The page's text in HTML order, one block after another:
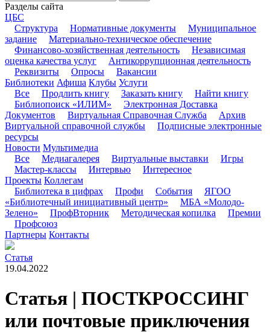
Разделы сайта
ЦБС
Структура
Нормативные документы
Муниципальное
задание
Материально-техническое обеспечение
Финансово-хозяйственная деятельность
Независимая
оценка качества услуг
Антикоррупционная деятельность
Реквизиты
Опросы
Вакансии
Библиотеки Афиша Клубы Услуги
Все
Продлить книгу Заказать книгу
Найти книгу
Библиопоиск «ИЛИМ»
Электронная Доставка
Документов
Виртуальная Справочная Служба
Архив
Виртуальной справочной службы
Подписные электронные
ресурсы
Новости Мультимедиа
Все
Медиагалерея Виртуальные выставки
Игры
Мастер-классы
Интервью
Интересное
Проекты Коллегам
Библиотека в цифрах
Профи События
ЯГОО
«Библиотечный инициативный центр»
МБА «Молодо-
Зелено»
ПрофВторник Методическая копилка
Премии
Профсоюз
Партнеры Контакты
Статья
19.04.2022
Статья | ПОСТКРОССИНГ
или почтовые приключения